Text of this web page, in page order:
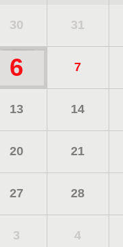
30 31
6 7
13 14
20 21
27 28
3 4